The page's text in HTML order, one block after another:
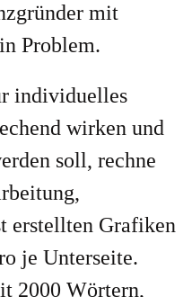
mit
Problem.
individuelles
wirken und
soll, rechne
erstellten Grafiken
je Unterseite.
2000 Wörtern,